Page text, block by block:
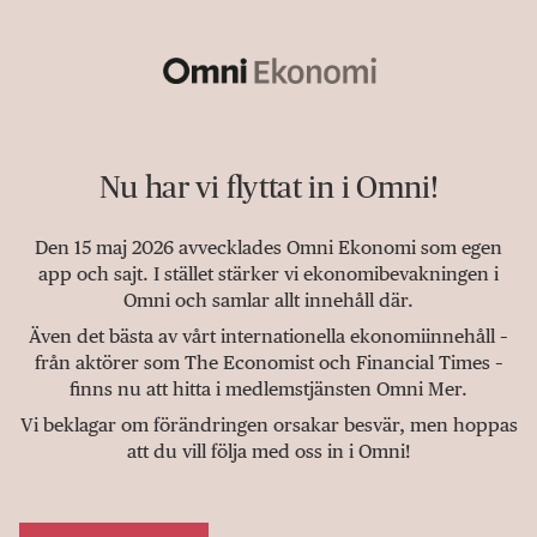
Nu har vi flyttat in i Omni!
Den 15 maj 2026 avvecklades Omni Ekonomi som egen
app och sajt. I stället stärker vi ekonomibevakningen i
Omni och samlar allt innehåll där.
Även det bästa av vårt internationella ekonomiinnehåll –
från aktörer som The Economist och Financial Times –
finns nu att hitta i medlemstjänsten Omni Mer.
Vi beklagar om förändringen orsakar besvär, men hoppas
att du vill följa med oss in i Omni!